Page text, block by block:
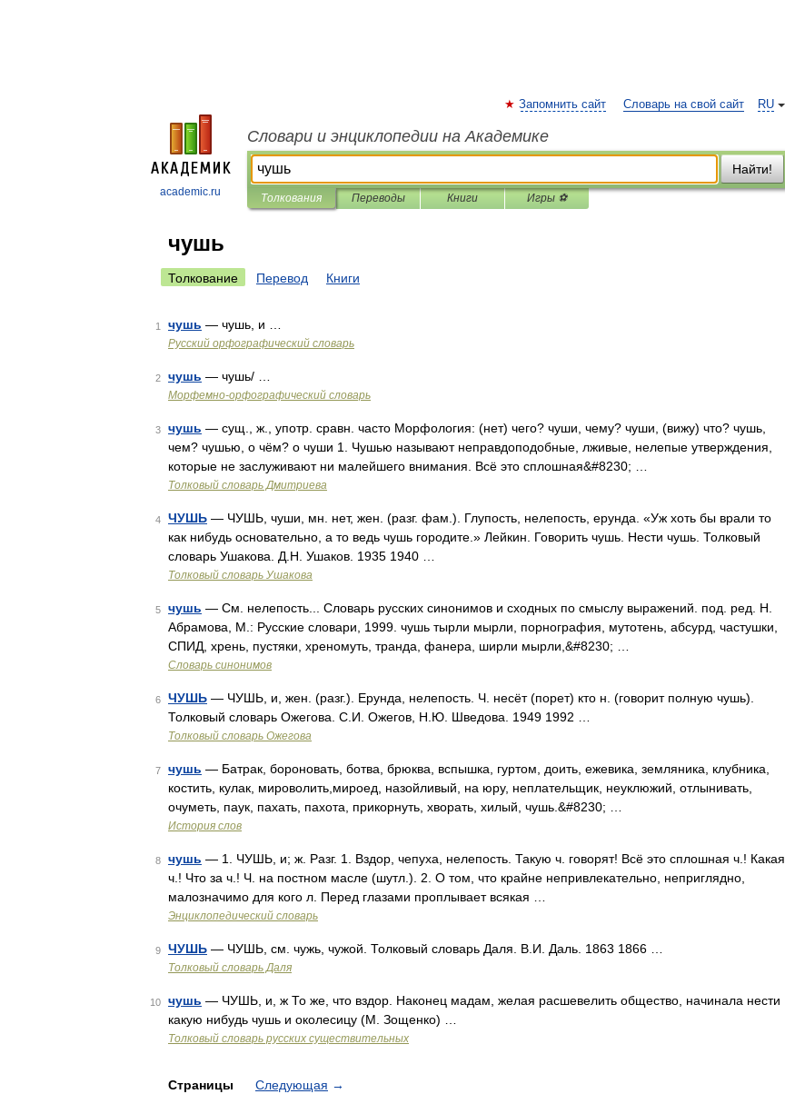
academic.ru
RU
Запомнить сайт Словарь на свой сайт
Словари и энциклопедии на Академике
Найти!
Толкования Переводы Книги Игры ⚽
чушь
Толкование Перевод Книги
1 чушь — чушь, и …
Русский орфографический словарь
2 чушь — чушь/ …
Морфемно-орфографический словарь
3 чушь — сущ., ж., употр. сравн. часто Морфология: (нет) чего? чуши, чему? чуши, (вижу) что? чушь,
чем? чушью, о чём? о чуши 1. Чушью называют неправдоподобные, лживые, нелепые утверждения,
которые не заслуживают ни малейшего внимания. Всё это сплошная&#8230; …
Толковый словарь Дмитриева
4 ЧУШЬ — ЧУШЬ, чуши, мн. нет, жен. (разг. фам.). Глупость, нелепость, ерунда. «Уж хоть бы врали то
как нибудь основательно, а то ведь чушь городите.» Лейкин. Говорить чушь. Нести чушь. Толковый
словарь Ушакова. Д.Н. Ушаков. 1935 1940 …
Толковый словарь Ушакова
5 чушь — См. нелепость... Словарь русских синонимов и сходных по смыслу выражений. под. ред. Н.
Абрамова, М.: Русские словари, 1999. чушь тырли мырли, порнография, мутотень, абсурд, частушки,
СПИД, хрень, пустяки, хреномуть, транда, фанера, ширли мырли,&#8230; …
Словарь синонимов
6 ЧУШЬ — ЧУШЬ, и, жен. (разг.). Ерунда, нелепость. Ч. несёт (порет) кто н. (говорит полную чушь).
Толковый словарь Ожегова. С.И. Ожегов, Н.Ю. Шведова. 1949 1992 …
Толковый словарь Ожегова
7 чушь — Батрак, бороновать, ботва, брюква, вспышка, гуртом, доить, ежевика, земляника, клубника,
костить, кулак, мироволить,мироед, назойливый, на юру, неплательщик, неуклюжий, отлынивать,
очуметь, паук, пахать, пахота, прикорнуть, хворать, хилый, чушь.&#8230; …
История слов
8 чушь — 1. ЧУШЬ, и; ж. Разг. 1. Вздор, чепуха, нелепость. Такую ч. говорят! Всё это сплошная ч.! Какая
ч.! Что за ч.! Ч. на постном масле (шутл.). 2. О том, что крайне непривлекательно, неприглядно,
малозначимо для кого л. Перед глазами проплывает всякая …
Энциклопедический словарь
9 ЧУШЬ — ЧУШЬ, см. чужь, чужой. Толковый словарь Даля. В.И. Даль. 1863 1866 …
Толковый словарь Даля
10 чушь — ЧУШЬ, и, ж То же, что вздор. Наконец мадам, желая расшевелить общество, начинала нести
какую нибудь чушь и околесицу (М. Зощенко) …
Толковый словарь русских существительных
Страницы Следующая →